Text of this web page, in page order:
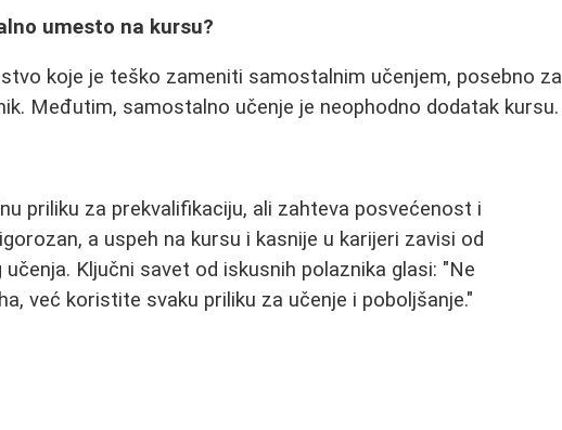
umesto na kursu?
koje je teško zameniti samostalnim učenjem, posebno za
Međutim, samostalno učenje je neophodno dodatak kursu.
priliku za prekvalifikaciju, ali zahteva posvećenost i
a uspeh na kursu i kasnije u karijeri zavisi od
Ključni savet od iskusnih polaznika glasi: "Ne
već koristite svaku priliku za učenje i poboljšanje."